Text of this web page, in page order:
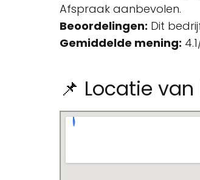
Afspraak aanbevolen.
Beoordelingen: Dit
Gemiddelde mening:
📌 Locatie